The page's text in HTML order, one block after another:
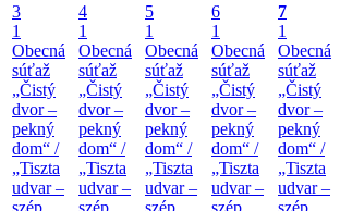
3
1
Obecná
súťaž
„Čistý
dvor –
pekný
dom“ /
„Tiszta
udvar –
szép
4
1
Obecná
súťaž
„Čistý
dvor –
pekný
dom“ /
„Tiszta
udvar –
szép
5
1
Obecná
súťaž
„Čistý
dvor –
pekný
dom“ /
„Tiszta
udvar –
szép
6
1
Obecná
súťaž
„Čistý
dvor –
pekný
dom“ /
„Tiszta
udvar –
szép
7
1
Obecná
súťaž
„Čistý
dvor –
pekný
dom“ /
„Tiszta
udvar –
szép